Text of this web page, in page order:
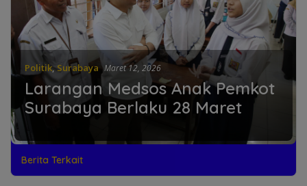
Politik,Surabaya Maret 12, 2026
Larangan Medsos Anak Pemkot
Surabaya Berlaku 28 Maret
Berita Terkait